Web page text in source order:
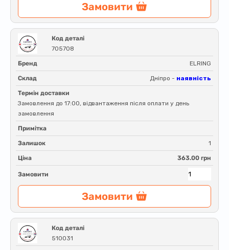
Замовити
Код деталі
705708
Бренд ELRING
Склад Дніпро - наявність
Термін доставки
Замовлення до 17:00, відвантаження після оплати у день
замовлення
Примітка
Залишок 1
Ціна 363.00 грн
Замовити
Замовити
Код деталі
510031